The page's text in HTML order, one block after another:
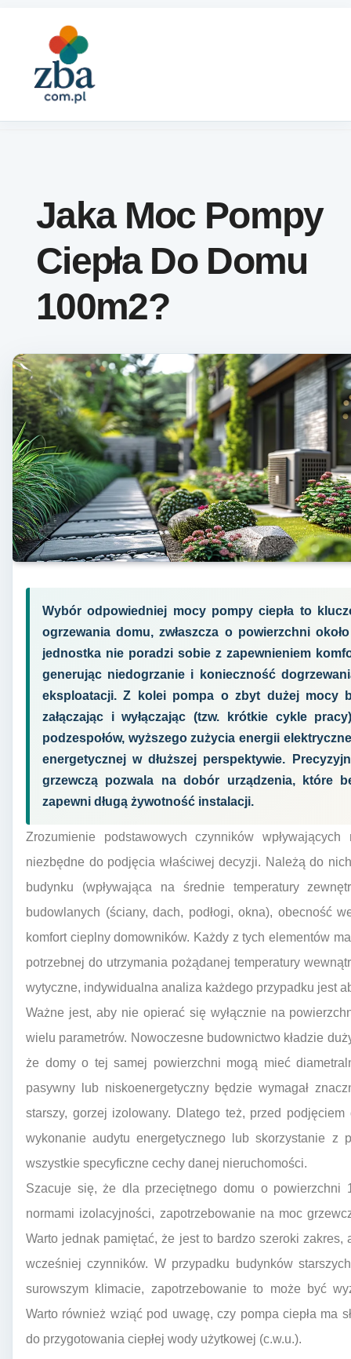
Jaka Moc Pompy
Ciepła Do Domu
100m2?
Wybór odpowiedniej mocy pompy ciepła to
ogrzewania domu, zwłaszcza o powierzchni
jednostka nie poradzi sobie z zapewnieniem
generując niedogrzanie i konieczność
eksploatacji. Z kolei pompa o zbyt dużej mocy
załączając i wyłączając (tzw. krótkie cykle
podzespołów, wyższego zużycia energii
energetycznej w dłuższej perspektywie.
grzewczą pozwala na dobór urządzenia, które
zapewni długą żywotność instalacji.
Zrozumienie podstawowych czynników
niezbędne do podjęcia właściwej decyzji. Należą do
budynku (wpływająca na średnie temperatury
budowlanych (ściany, dach, podłogi, okna), obecność
komfort cieplny domowników. Każdy z tych elementów
potrzebnej do utrzymania pożądanej temperatury
wytyczne, indywidualna analiza każdego przypadku jest
Ważne jest, aby nie opierać się wyłącznie na
wielu parametrów. Nowoczesne budownictwo kładzie
że domy o tej samej powierzchni mogą mieć
pasywny lub niskoenergetyczny będzie wymagał
starszy, gorzej izolowany. Dlatego też, przed
wykonanie audytu energetycznego lub skorzystanie z
wszystkie specyficzne cechy danej nieruchomości.
Szacuje się, że dla przeciętnego domu o powierzchni
normami izolacyjności, zapotrzebowanie na moc
Warto jednak pamiętać, że jest to bardzo szeroki
wcześniej czynników. W przypadku budynków
surowszym klimacie, zapotrzebowanie to może być
Warto również wziąć pod uwagę, czy pompa ciepła ma
do przygotowania ciepłej wody użytkowej (c.w.u.).